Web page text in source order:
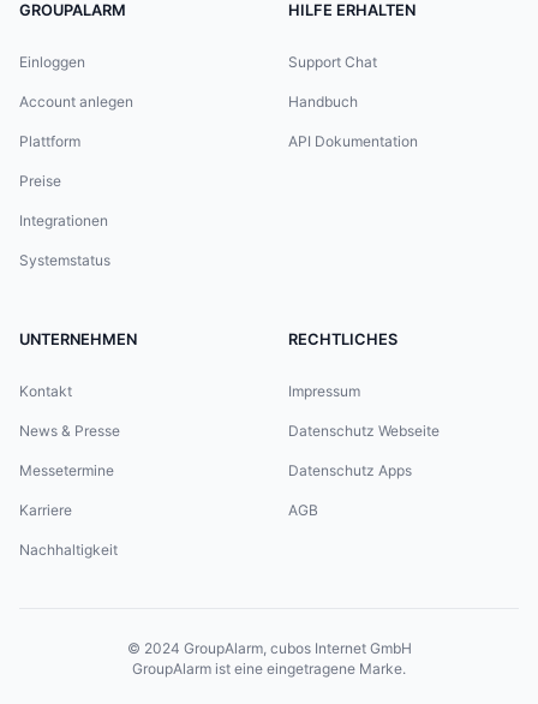
GROUPALARM
Einloggen
Account anlegen
Plattform
Preise
Integrationen
Systemstatus
HILFE ERHALTEN
Support Chat
Handbuch
API Dokumentation
UNTERNEHMEN
Kontakt
News & Presse
Messetermine
Karriere
Nachhaltigkeit
RECHTLICHES
Impressum
Datenschutz Webseite
Datenschutz Apps
AGB
© 2024 GroupAlarm, cubos Internet GmbH
GroupAlarm ist eine eingetragene Marke.